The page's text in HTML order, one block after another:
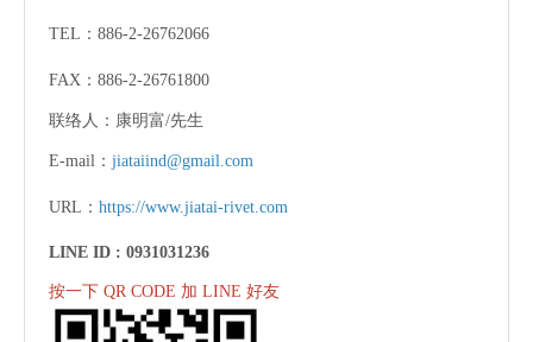
TEL：886-2-26762066
FAX：886-2-26761800
联络人：康明富/先生
E-mail： jiataiind@gmail.com
URL： https://www.jiatai-rivet.com
LINE ID : 0931031236
按一下 QR CODE 加 LINE 好友